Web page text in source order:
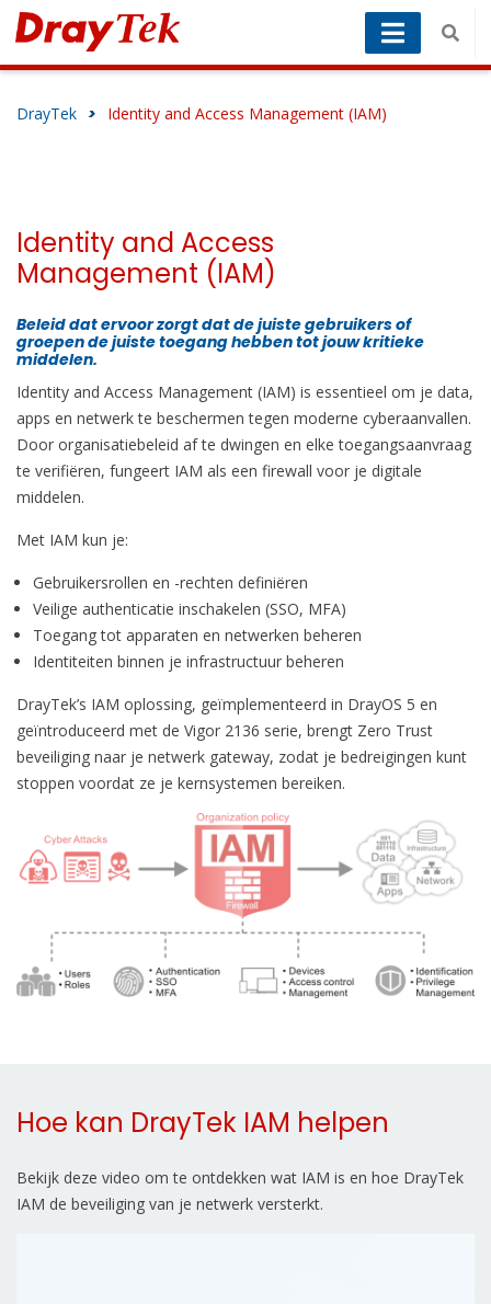
DrayTek > Identity and Access Management (IAM)
Identity and Access
Management (IAM)
Beleid dat ervoor zorgt dat de juiste gebruikers of
groepen de juiste toegang hebben tot jouw kritieke
middelen.
Identity and Access Management (IAM) is essentieel om je data,
apps en netwerk te beschermen tegen moderne cyberaanvallen.
Door organisatiebeleid af te dwingen en elke toegangsaanvraag
te verifiëren, fungeert IAM als een firewall voor je digitale
middelen.
Met IAM kun je:
Gebruikersrollen en -rechten definiëren
Veilige authenticatie inschakelen (SSO, MFA)
Toegang tot apparaten en netwerken beheren
Identiteiten binnen je infrastructuur beheren
DrayTek’s IAM oplossing, geïmplementeerd in DrayOS 5 en
geïntroduceerd met de Vigor 2136 serie, brengt Zero Trust
beveiliging naar je netwerk gateway, zodat je bedreigingen kunt
stoppen voordat ze je kernsystemen bereiken.
Hoe kan DrayTek IAM helpen
Bekijk deze video om te ontdekken wat IAM is en hoe DrayTek
IAM de beveiliging van je netwerk versterkt.